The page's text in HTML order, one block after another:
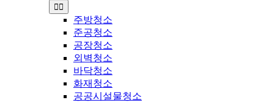
Toggle
Navigation
주방청소
준공청소
공장청소
외벽청소
바닥청소
화재청소
공공시설물청소